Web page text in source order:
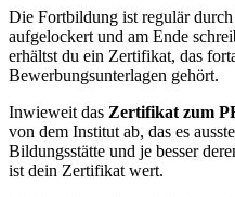
Die Fortbildung ist regulär
aufgelockert und am Ende
erhältst du ein Zertifikat, das
Bewerbungsunterlagen gehört.
Inwieweit das Zertifikat zum
von dem Institut ab, das es
Bildungsstätte und je besser
ist dein Zertifikat wert.